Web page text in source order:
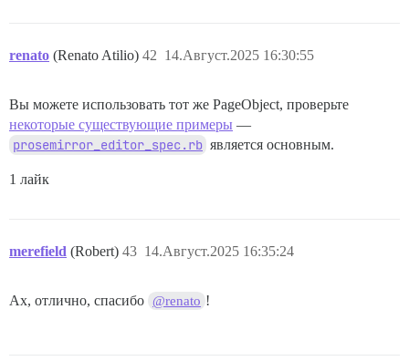
renato (Renato Atilio) 14.Август.2025 16:30:55
42
Вы можете использовать тот же PageObject, проверьте
некоторые существующие примеры —
prosemirror_editor_spec.rb является основным.
1 лайк
merefield (Robert) 14.Август.2025 16:35:24
43
Ах, отлично, спасибо @renato !